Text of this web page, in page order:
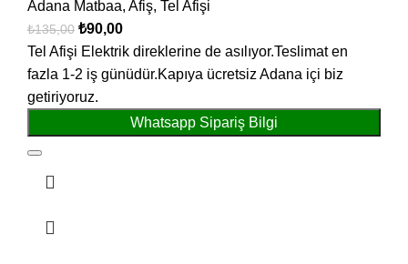
Adana Matbaa, Afiş, Tel Afişi
₺135,00 ₺90,00
Tel Afişi Elektrik direklerine de asılıyor.Teslimat en
fazla 1-2 iş günüdür.Kapıya ücretsiz Adana içi biz
getiriyoruz.
Whatsapp Sipariş Bilgi